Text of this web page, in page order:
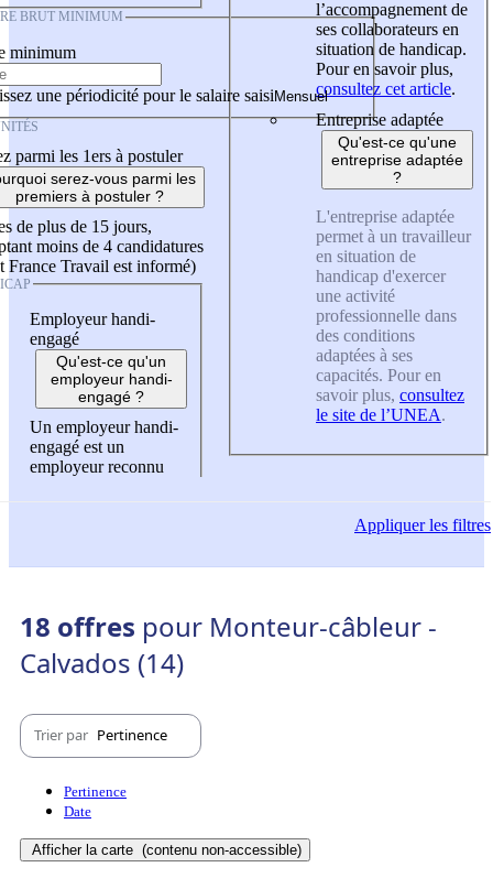
BRUT MINIMUM
minimum
une périodicité pour le salaire saisi
parmi les 1ers à postuler
serez-vous parmi les
premiers à postuler ?
de plus de 15 jours,
moins de 4 candidatures
France Travail est informé)
Employeur handi-
engagé
Qu'est-ce qu'un
employeur handi-
engagé ?
Un employeur handi-
engagé est un
employeur reconnu
l’accompagnement de
ses collaborateurs en
situation de handicap.
Pour en savoir plus,
consultez cet article.
Entreprise adaptée
Qu'est-ce qu'une
entreprise adaptée
?
L'entreprise adaptée
permet à un travailleur
en situation de
handicap d'exercer
une activité
professionnelle dans
des conditions
adaptées à ses
capacités. Pour en
savoir plus, consultez
le site de l’UNEA.
Appliquerles filtres
18 offres pour Monteur-câbleur -
Calvados (14)
Trier par Pertinence
Pertinence
Date
Afficher la carte (contenu non-accessible)